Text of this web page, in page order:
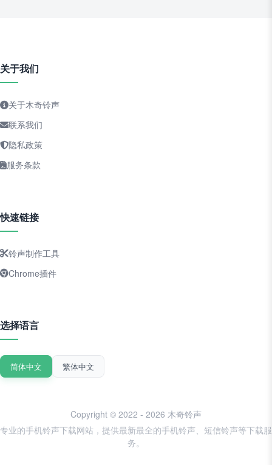
关于我们
关于木奇铃声
联系我们
隐私政策
服务条款
快速链接
铃声制作工具
Chrome插件
选择语言
简体中文 繁体中文
Copyright © 2022 - 2026 木奇铃声
专业的手机铃声下载网站，提供最新最全的手机铃声、短信铃声等下载服
务。